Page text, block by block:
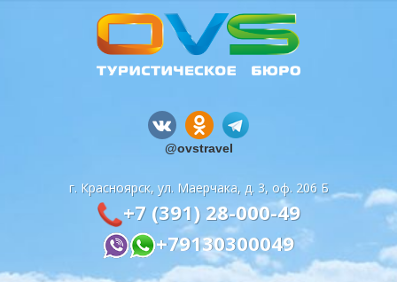
@ovstravel
г. Красноярск, ул. Маерчака, д. 3, оф. 206 Б
+7 (391) 28-000-49
+79130300049